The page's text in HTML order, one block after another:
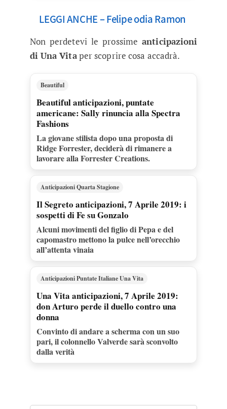
LEGGI ANCHE – Felipe odia Ramon
Non perdetevi le prossimeanticipazioni
di Una Vitaper scoprire cosa accadrà.
Beautiful
Beautiful anticipazioni, puntate
americane: Sally rinuncia alla Spectra
Fashions
La giovane stilista dopo una proposta di
Ridge Forrester, deciderà di rimanere a
lavorare alla Forrester Creations.
Anticipazioni Quarta Stagione
Il Segreto anticipazioni, 7 Aprile 2019: i
sospetti di Fe su Gonzalo
Alcuni movimenti del figlio di Pepa e del
capomastro mettono la pulce nell’orecchio
all’attenta vinaia
Anticipazioni Puntate Italiane Una Vita
Una Vita anticipazioni, 7 Aprile 2019:
don Arturo perde il duello contro una
donna
Convinto di andare a scherma con un suo
pari, il colonnello Valverde sarà sconvolto
dalla verità